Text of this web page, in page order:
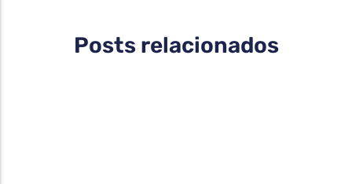
Posts relacionados